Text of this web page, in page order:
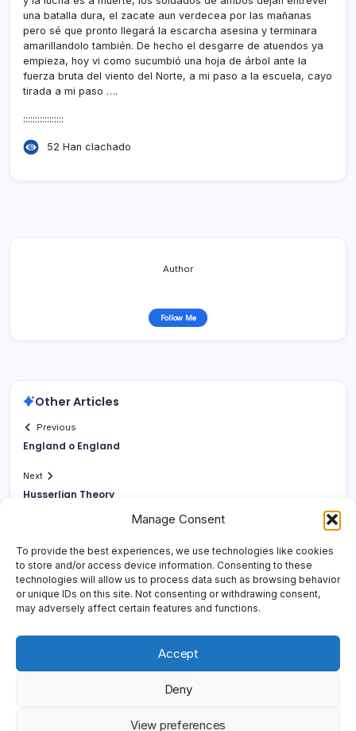
Manage Consent
To provide the best experiences, we use technologies like cookies
to store and/or access device information. Consenting to these
technologies will allow us to process data such as browsing behavior
or unique IDs on this site. Not consenting or withdrawing consent,
may adversely affect certain features and functions.
Accept
Deny
View preferences
una batalla dura, el zacate aun verdecea por las mañanas
pero sé que pronto llegará la escarcha asesina y terminara
amarillandolo también. De hecho el desgarre de atuendos ya
empieza, hoy vi como sucumbió una hoja de árbol ante la
fuerza bruta del viento del Norte, a mi paso a la escuela, cayo
tirada a mi paso ….
:::::::::::::::::
52 Han clachado
Author
Follow Me
Other Articles
Previous
England o England
Next
Husserlian Theory
Yonder Lies It. All rights reserved.